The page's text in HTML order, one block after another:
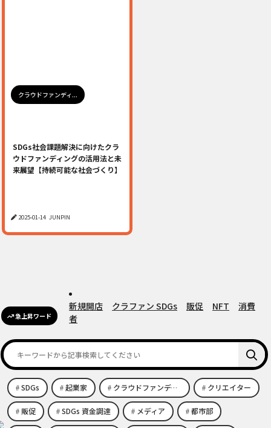
クラウドファンディ...
SDGs社会課題解決に向けたクラ
ウドファンディングの活用法と未
来展望【持続可能な社会づくり】
2025-01-14 JUNPIN
急上昇ワード
新規開店 クラファン SDGs 販促 NFT
消費
者
SDGs 起業家 クラウドファンディング エコビジネス クリエイター
販促 SDGs 資金調達 メディア 都市部